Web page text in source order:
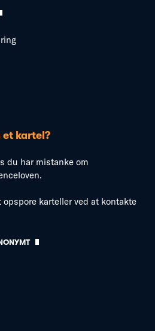
et kartel?
du har mistanke om
karteller ved at kontakte